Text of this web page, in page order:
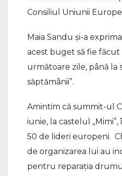
Consiliul Uniunii
Maia Sandu și-a
acest buget să fie făcut
următoare zile, până la
săptămânii”.
Amintim că summit-ul
iunie, la castelul
50 de lideri europeni.
de organizarea lui au
pentru reparația